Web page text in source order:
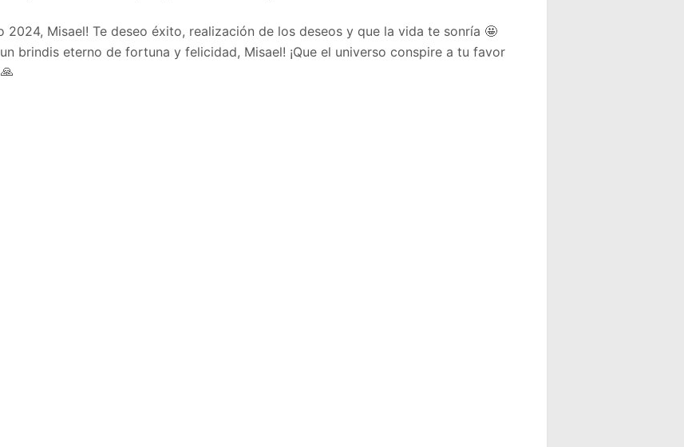
2024, Misael! Te deseo éxito, realización de los deseos y que la vida te sonría 🤩
brindis eterno de fortuna y felicidad, Misael! ¡Que el universo conspire a tu favor